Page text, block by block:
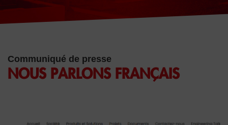
Communiqué de presse
NOUS PARLONS FRANÇAIS